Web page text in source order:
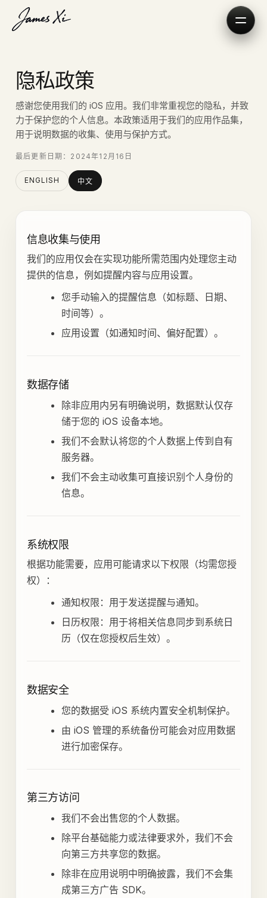
隐私政策
感谢您使用我们的 iOS 应用。我们非常重视您的隐私，并致
力于保护您的个人信息。本政策适用于我们的应用作品集，
用于说明数据的收集、使用与保护方式。
最后更新日期：2024年12月16日
ENGLISH 中文
信息收集与使用
我们的应用仅会在实现功能所需范围内处理您主动
提供的信息，例如提醒内容与应用设置。
您手动输入的提醒信息（如标题、日期、
时间等）。
应用设置（如通知时间、偏好配置）。
数据存储
除非应用内另有明确说明，数据默认仅存
储于您的 iOS 设备本地。
我们不会默认将您的个人数据上传到自有
服务器。
我们不会主动收集可直接识别个人身份的
信息。
系统权限
根据功能需要，应用可能请求以下权限（均需您授
权）：
通知权限：用于发送提醒与通知。
日历权限：用于将相关信息同步到系统日
历（仅在您授权后生效）。
数据安全
您的数据受 iOS 系统内置安全机制保护。
由 iOS 管理的系统备份可能会对应用数据
进行加密保存。
第三方访问
我们不会出售您的个人数据。
除平台基础能力或法律要求外，我们不会
向第三方共享您的数据。
除非在应用说明中明确披露，我们不会集
成第三方广告 SDK。